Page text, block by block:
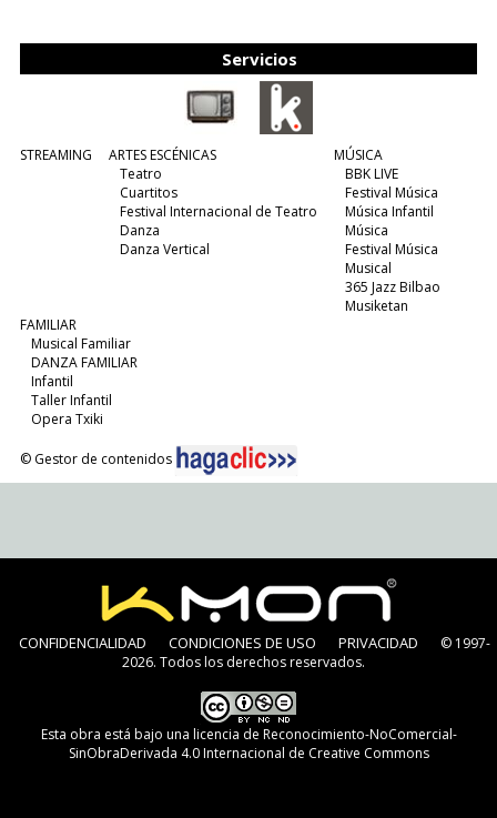
Servicios
STREAMING
ARTES ESCÉNICAS
Teatro
Cuartitos
Festival Internacional de Teatro
Danza
Danza Vertical
MÚSICA
BBK LIVE
Festival Música
Música Infantil
Música
Festival Música
Musical
365 Jazz Bilbao
Musiketan
FAMILIAR
Musical Familiar
DANZA FAMILIAR
Infantil
Taller Infantil
Opera Txiki
© Gestor de contenidos
CONFIDENCIALIDAD CONDICIONES DE USO PRIVACIDAD
© 1997-
2026. Todos los derechos reservados.
Esta obra está bajo una licencia de Reconocimiento-NoComercial-
SinObraDerivada 4.0 Internacional de Creative Commons